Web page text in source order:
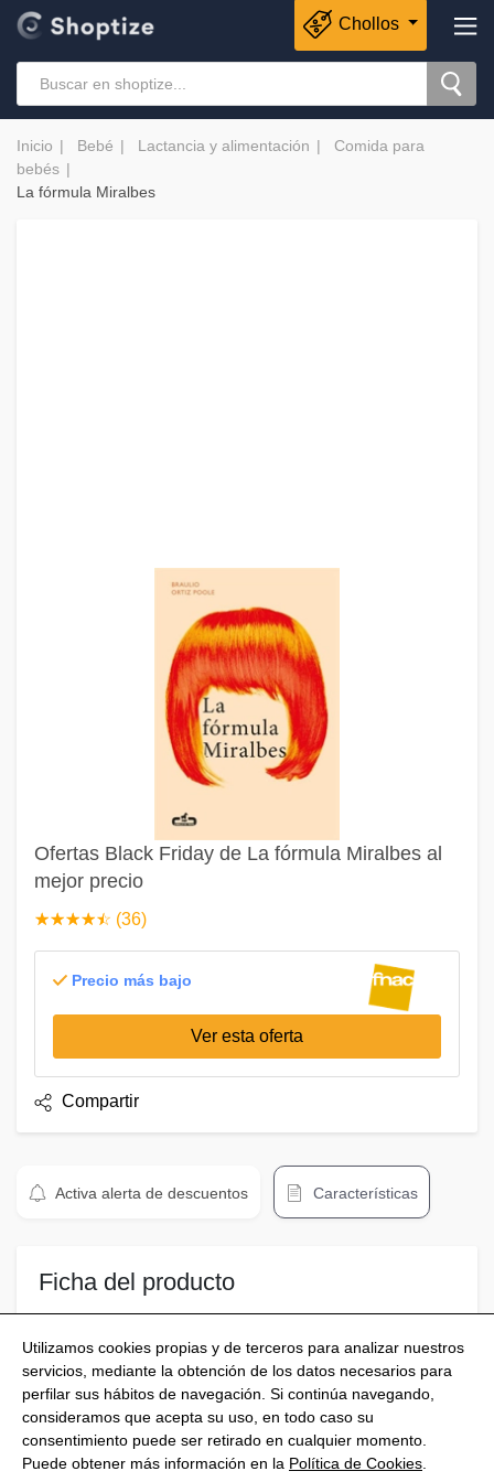
Chollos
Inicio Bebé Lactancia y alimentación
Comida para
bebés
La fórmula Miralbes
Ofertas Black Friday de La fórmula Miralbes al
mejor precio
☆☆☆☆☆
★★★★★ (36)
Precio más bajo
Ver esta oferta
Compartir
Activa alerta de descuentos Características
Ficha del producto
Utilizamos cookies propias y de terceros para analizar nuestros
servicios, mediante la obtención de los datos necesarios para
perfilar sus hábitos de navegación. Si continúa navegando,
consideramos que acepta su uso, en todo caso su
consentimiento puede ser retirado en cualquier momento.
Puede obtener más información en la Política de Cookies